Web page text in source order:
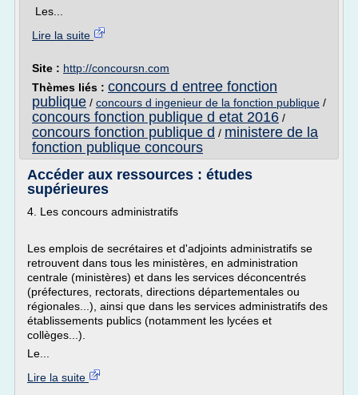
Les...
Lire la suite
Site : http://concoursn.com
Thèmes liés : concours d entree fonction
publique / concours d ingenieur de la fonction publique /
concours fonction publique d etat 2016 /
concours fonction publique d / ministere de la
fonction publique concours
Accéder aux ressources : études
supérieures
4. Les concours administratifs
Les emplois de secrétaires et d'adjoints administratifs se
retrouvent dans tous les ministères, en administration
centrale (ministères) et dans les services déconcentrés
(préfectures, rectorats, directions départementales ou
régionales...), ainsi que dans les services administratifs des
établissements publics (notamment les lycées et
collèges...).
Le...
Lire la suite